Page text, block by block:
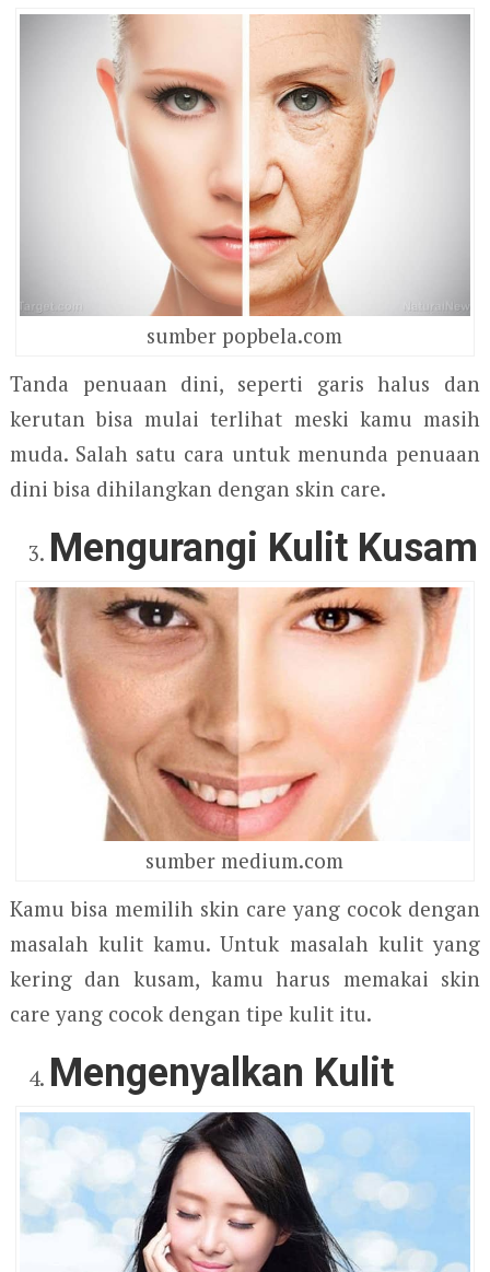
sumber popbela.com
Tanda penuaan dini, seperti garis halus dan
kerutan bisa mulai terlihat meski kamu masih
muda. Salah satu cara untuk menunda penuaan
dini bisa dihilangkan dengan skin care.
Mengurangi Kulit Kusam
sumber medium.com
Kamu bisa memilih skin care yang cocok dengan
masalah kulit kamu. Untuk masalah kulit yang
kering dan kusam, kamu harus memakai skin
care yang cocok dengan tipe kulit itu.
Mengenyalkan Kulit